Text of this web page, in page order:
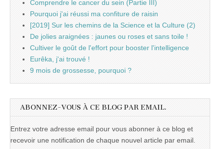
Comprendre le cancer du sein (Partie III)
Pourquoi j'ai réussi ma confiture de raisin
[2019] Sur les chemins de la Science et la Culture (2)
De jolies araignées : jaunes ou roses et sans toile !
Cultiver le goût de l'effort pour booster l'intelligence
Eurêka, j'ai trouvé !
9 mois de grossesse, pourquoi ?
ABONNEZ-VOUS À CE BLOG PAR EMAIL.
Entrez votre adresse email pour vous abonner à ce blog et
recevoir une notification de chaque nouvel article par email.